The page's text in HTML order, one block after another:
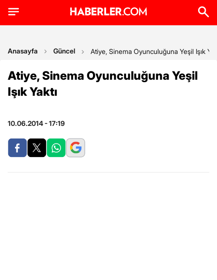
Anasayfa Güncel Atiye, Sinema Oyunculuğuna Yeşil Işık
Atiye, Sinema Oyunculuğuna Yeşil
Işık Yaktı
10.06.2014 - 17:19